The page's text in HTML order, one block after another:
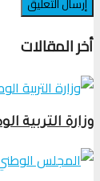
أخر المقالات
وزارة التربية الوطنية تؤكد